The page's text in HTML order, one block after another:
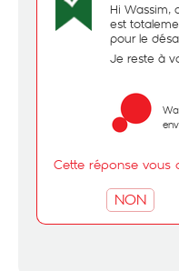
Hi Wassim,
est
pour le
Je reste à
Cette réponse vous
NON